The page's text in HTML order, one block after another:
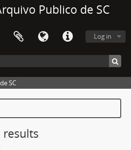
Publico de SC
Log in
SC
results